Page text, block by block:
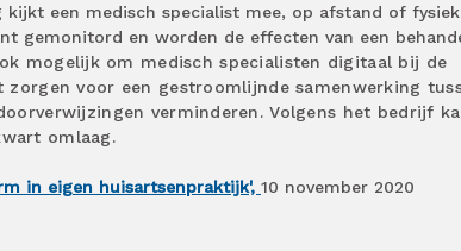
een medisch specialist mee, op afstand of
gemonitord en worden de effecten van een
mogelijk om medisch specialisten digitaal bij de
voor een gestroomlijnde samenwerking
verminderen. Volgens het bedrijf
omlaag.
in eigen huisartsenpraktijk', 10 november 2020